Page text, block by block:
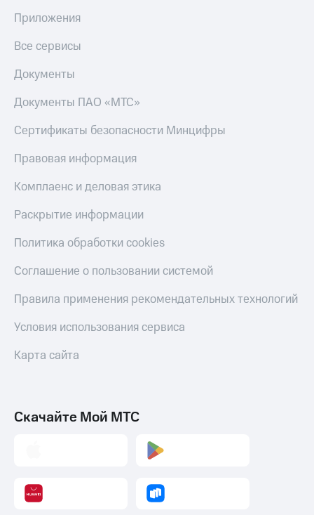
Приложения
Все сервисы
Документы
Документы ПАО «МТС»
Сертификаты безопасности Минцифры
Правовая информация
Комплаенс и деловая этика
Раскрытие информации
Политика обработки cookies
Соглашение о пользовании системой
Правила применения рекомендательных технологий
Условия использования сервиса
Карта сайта
Скачайте Мой МТС